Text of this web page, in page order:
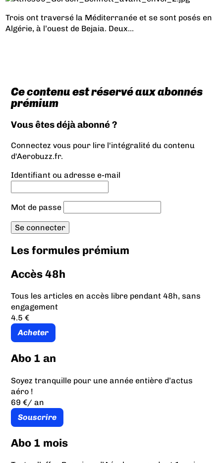
Trois ont traversé la Méditerranée et se sont posés en
Algérie, à l’ouest de Bejaia. Deux...
Ce contenu est réservé aux abonnés
prémium
Vous êtes déjà abonné ?
Connectez vous pour lire l'intégralité du contenu
d'Aerobuzz.fr.
Identifiant ou adresse e-mail
Mot de passe
Les formules prémium
Accès 48h
Tous les articles en accès libre pendant 48h, sans
engagement
4.5 €
Acheter
Abo 1 an
Soyez tranquille pour une année entière d’actus
aéro !
69 €/ an
Souscrire
Abo 1 mois